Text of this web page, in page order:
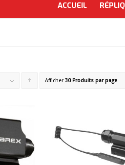
ACCUEIL
Cliquer
produits
en
Afficher30 Produits par page